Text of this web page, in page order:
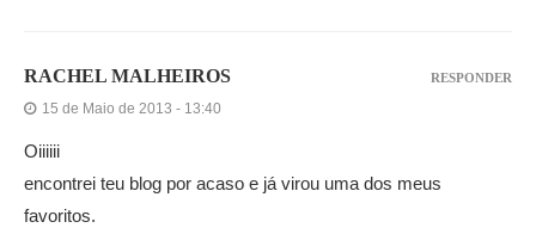
RACHEL MALHEIROS
15 de Maio de 2013 - 13:40
Oiiiiii
encontrei teu blog por acaso e já virou uma dos meus
favoritos.
RESPONDER